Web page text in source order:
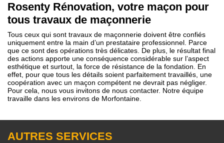
Rosenty Rénovation, votre maçon pour
tous travaux de maçonnerie
Tous ceux qui sont travaux de maçonnerie doivent être confiés
uniquement entre la main d’un prestataire professionnel. Parce
que ce sont des opérations très délicates. De plus, le résultat final
des actions apporte une conséquence considérable sur l’aspect
esthétique et surtout, la force de résistance de la fondation. En
effet, pour que tous les détails soient parfaitement travaillés, une
coopération avec un maçon compétent ne devrait pas négliger.
Pour cela, nous vous invitons de nous contacter. Notre équipe
travaille dans les environs de Morfontaine.
AUTRES SERVICES